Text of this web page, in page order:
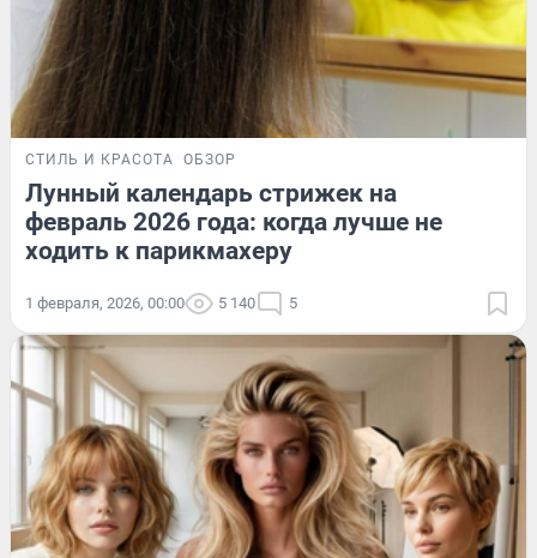
СТИЛЬ И КРАСОТА ОБЗОР
Лунный календарь стрижек на
февраль 2026 года: когда лучше не
ходить к парикмахеру
1 февраля, 2026, 00:00 5 140 5